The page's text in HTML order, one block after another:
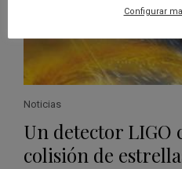
Noticias
Un detector LIGO
colisión de
Configurar